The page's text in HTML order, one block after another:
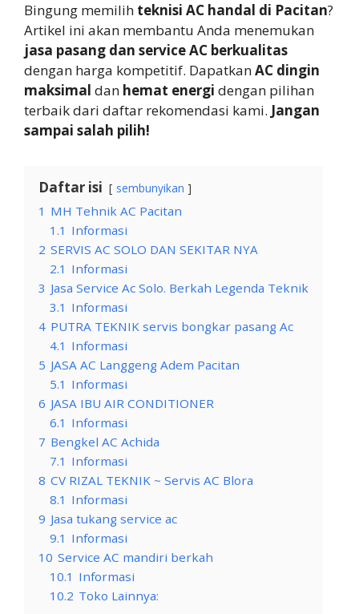
Bingung memilih teknisi AC handal di Pacitan?
Artikel ini akan membantu Anda menemukan
jasa pasang dan service AC berkualitas
dengan harga kompetitif. DapatkanAC dingin
maksimal dan hemat energi dengan pilihan
terbaik dari daftar rekomendasi kami. Jangan
sampai salah pilih!
Daftar isi sembunyikan
1 MH Tehnik AC Pacitan
1.1 Informasi
2 SERVIS AC SOLO DAN SEKITAR NYA
2.1 Informasi
3 Jasa Service Ac Solo. Berkah Legenda Teknik
3.1 Informasi
4 PUTRA TEKNIK servis bongkar pasang Ac
4.1 Informasi
5 JASA AC Langgeng Adem Pacitan
5.1 Informasi
6 JASA IBU AIR CONDITIONER
6.1 Informasi
7 Bengkel AC Achida
7.1 Informasi
8 CV RIZAL TEKNIK ~ Servis AC Blora
8.1 Informasi
9 Jasa tukang service ac
9.1 Informasi
10 Service AC mandiri berkah
10.1 Informasi
10.2 Toko Lainnya: